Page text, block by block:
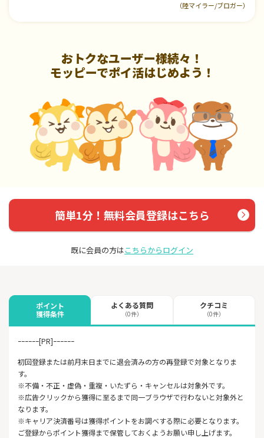
（陸マイラー/ブロガー）
おトクなユーザー様続々！
モッピーでポイ活はじめよう！
簡単1分！無料会員登録はこちら
既に会員の方はこちらからログイン
ポイント
獲得条件
よくある質問
（0件）
クチコミ
（0件）
ｰｰｰｰｰｰ[PR]ｰｰｰｰｰｰ
初回登録または前月末日までに退会済みの方の再登録で対象となりま
す。
※不備・不正・虚偽・重複・いたずら・キャンセルは対象外です。
※広告クリックから獲得に至るまで同一ブラウザで行わないと対象外と
なります。
※キャリア決済番号は獲得ポイントをお調べする際に必要となります。
ご登録からポイント獲得まで保管しておくようお願い申し上げます。